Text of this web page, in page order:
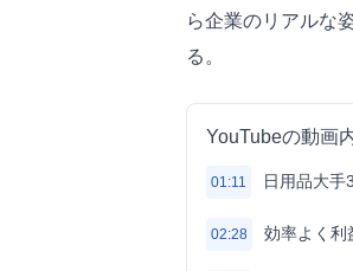
ら企業のリアルな
る。
YouTubeの動画
01:11 日用品大手
02:28 効率よく利